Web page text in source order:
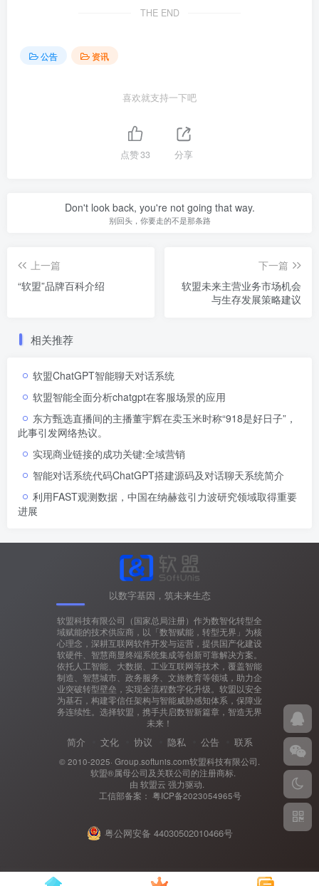
THE END
公告 资讯
喜欢就支持一下吧
点赞33 分享
Don't look back, you're not going that way.
别回头，你要走的不是那条路
上一篇
“软盟”品牌百科介绍
下一篇
软盟未来主营业务市场机会
与生存发展策略建议
相关推荐
软盟ChatGPT智能聊天对话系统
软盟智能全面分析chatgpt在客服场景的应用
东方甄选直播间的主播董宇辉在卖玉米时称“918是好日子”，
此事引发网络热议。
实现商业链接的成功关键:全域营销
智能对话系统代码ChatGPT搭建源码及对话聊天系统简介
利用FAST观测数据，中国在纳赫兹引力波研究领域取得重要
进展
以数字基因，筑未来生态
软盟科技有限公司（国家总局注册）作为数智化转型全
域赋能的技术供应商，以「数智赋能，转型无界」为核
心理念，深耕互联网软件开发与运营，提供国产化建设
软硬件、智慧商显终端系统集成等创新可靠解决方案。
依托人工智能、大数据、工业互联网等技术，覆盖智能
制造、智慧城市、政务服务、文旅教育等领域，助力企
业突破转型壁垒，实现全流程数字化升级。软盟以安全
为基石，构建零信任架构与智能威胁感知体系，保障业
务连续性。选择软盟，携手共启数智新篇章，智造无界
未来！
简介 文化 协议 隐私 公告 联系
© 2010-2025· Group.softunis.com软盟科技有限公司
软盟®属母公司及关联公司的注册商标.
由 软盟云 强力驱动.
工信部备案： 粤ICP备2023054965号
粤公网安备 44030502010466号